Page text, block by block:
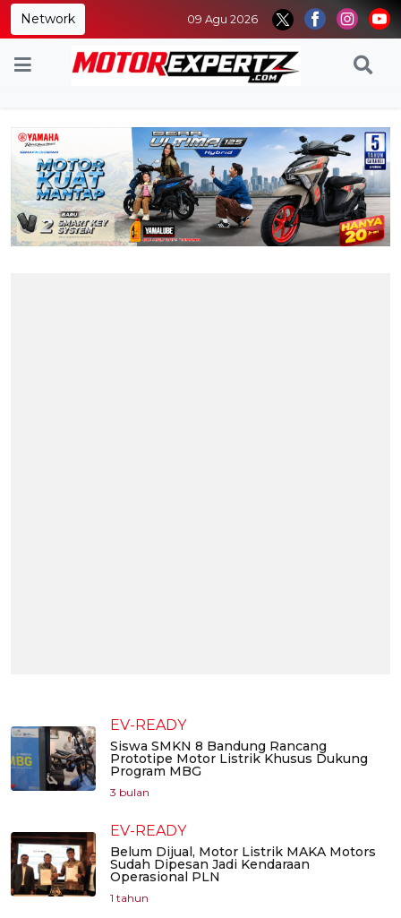
Network 09 Agu 2026
EV-READY
Siswa SMKN 8 Bandung Rancang
Prototipe Motor Listrik Khusus Dukung
Program MBG
3 bulan
EV-READY
Belum Dijual, Motor Listrik MAKA Motors
Sudah Dipesan Jadi Kendaraan
Operasional PLN
1 tahun